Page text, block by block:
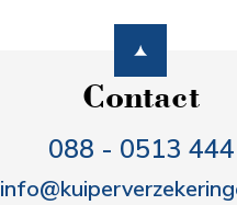
Contact
088 - 0513 444